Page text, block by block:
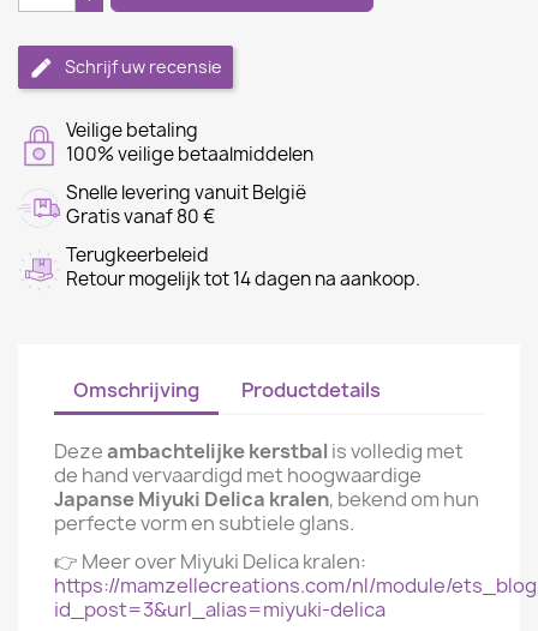
Schrijf uw recensie
Veilige betaling
100% veilige betaalmiddelen
Snelle levering vanuit België
Gratis vanaf 80 €
Terugkeerbeleid
Retour mogelijk tot 14 dagen na aankoop.
Omschrijving Productdetails
Dezeambachtelijke kerstbal is volledig met
de hand vervaardigd met hoogwaardige
Japanse Miyuki Delica kralen, bekend om hun
perfecte vorm en subtiele glans.
👉 Meer over Miyuki Delica kralen:
https://mamzellecreations.com/nl/module/
id_post=3&url_alias=miyuki-delica